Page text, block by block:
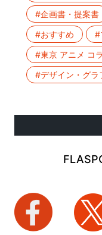
#企画書・提案書
#おすすめ
#
#東京 アニメ コ
#デザイン・グラ